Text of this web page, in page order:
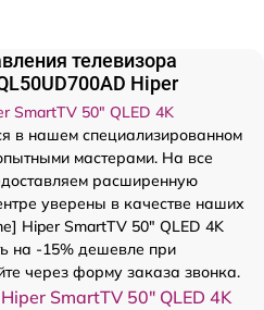
телевизора
Hiper
SmartTV 50" QLED 4K
в нашем специализированном
мастерами. На все
расширенную
уверены в качестве наших
Hiper SmartTV 50" QLED 4K
на -15% дешевле при
через форму заказа звонка.
SmartTV 50" QLED 4K